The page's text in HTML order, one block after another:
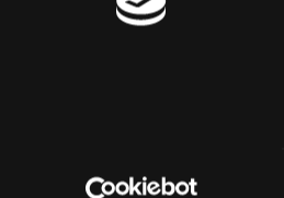
[kju:b]